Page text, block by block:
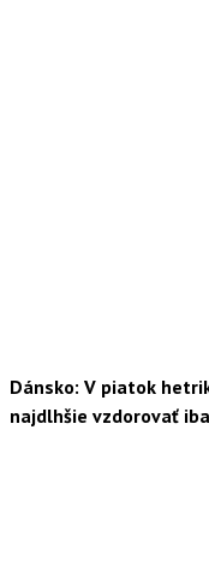
Dánsko: V piatok
najdlhšie vzdorovať